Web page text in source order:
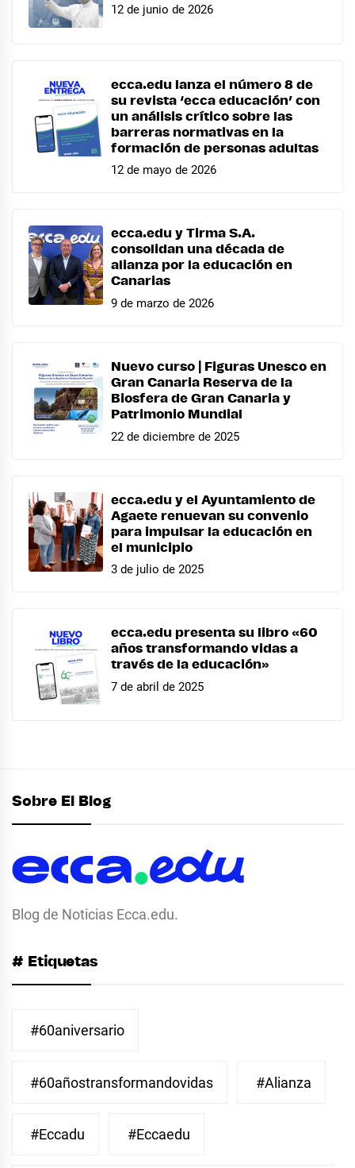
12 de junio de 2026
ecca.edu lanza el número 8 de
su revista ‘ecca educación’ con
un análisis crítico sobre las
barreras normativas en la
formación de personas adultas
12 de mayo de 2026
ecca.edu y Tirma S.A.
consolidan una década de
alianza por la educación en
Canarias
9 de marzo de 2026
Nuevo curso | Figuras Unesco en
Gran Canaria Reserva de la
Biosfera de Gran Canaria y
Patrimonio Mundial
22 de diciembre de 2025
ecca.edu y el Ayuntamiento de
Agaete renuevan su convenio
para impulsar la educación en
el municipio
3 de julio de 2025
ecca.edu presenta su libro «60
años transformando vidas a
través de la educación»
7 de abril de 2025
Sobre El Blog
Blog de Noticias Ecca.edu.
# Etiquetas
#60aniversario
#60añostransformandovidas #Alianza
#eccadu #eccaedu